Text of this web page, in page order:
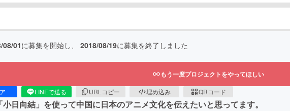
08/01に募集を開始し、 2018/08/19に募集を終了しました
もう一度プロジェクトをやってほしい
LINEで送る URLコピー 埋め込み QRコード
日向結」を使って中国に日本のアニメ文化を伝えたいと思ってます。